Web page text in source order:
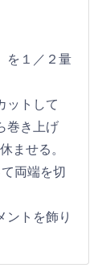
を１／２量
ットして
巻き上げ
ませる。
両端を切
ントを飾り